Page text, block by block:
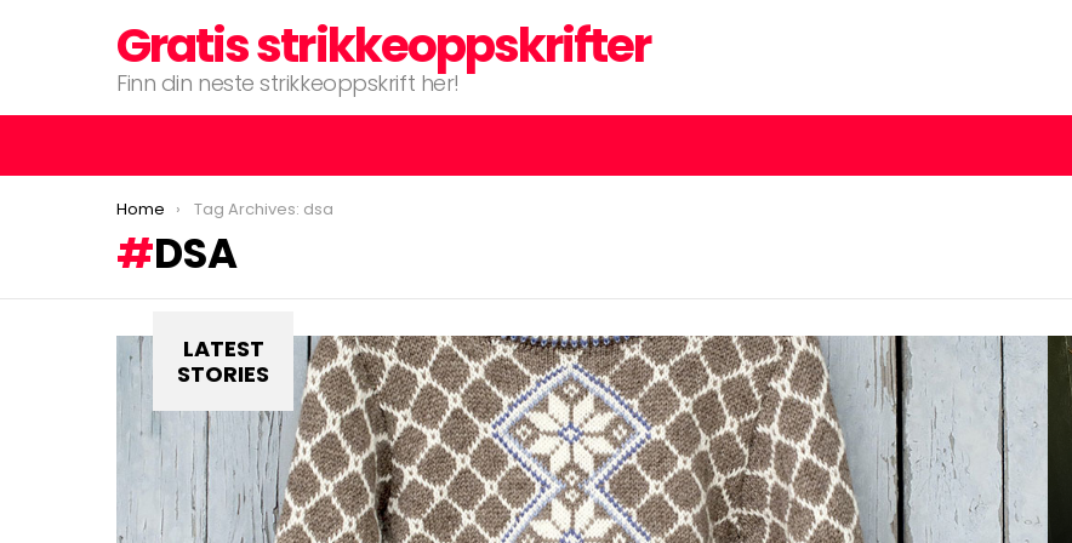
Gratis strikkeoppskrifter
Finn din neste strikkeoppskrift her!
You are here:
Home Tag Archives: dsa
DSA
LATEST
STORIES